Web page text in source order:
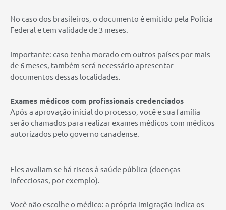
No caso dos brasileiros, o documento é emitido pela Polícia
Federal e tem validade de 3 meses.
Importante: caso tenha morado em outros países por mais
de 6 meses, também será necessário apresentar
documentos dessas localidades.
Exames médicos com profissionais credenciados
Após a aprovação inicial do processo, você e sua família
serão chamados para realizar exames médicos com médicos
autorizados pelo governo canadense.
Eles avaliam se há riscos à saúde pública (doenças
infecciosas, por exemplo).
Você não escolhe o médico: a própria imigração indica os